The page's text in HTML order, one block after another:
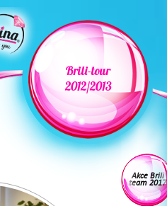
Brili-tour
2012/2013
Akce Brili
team 2017